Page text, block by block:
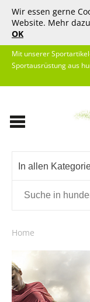
Wir essen gerne
Website. Mehr
OK
Mit unserer
Sportausrüstung aus
In allen
Home